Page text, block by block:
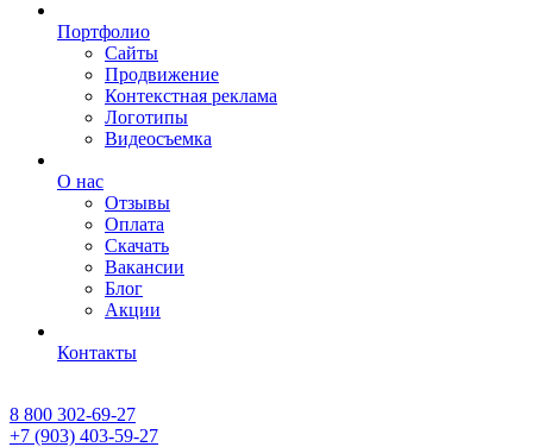
Портфолио
Сайты
Продвижение
Контекстная реклама
Логотипы
Видеосъемка
О нас
Отзывы
Оплата
Скачать
Вакансии
Блог
Акции
Контакты
8 800 302-69-27
+7 (903) 403-59-27